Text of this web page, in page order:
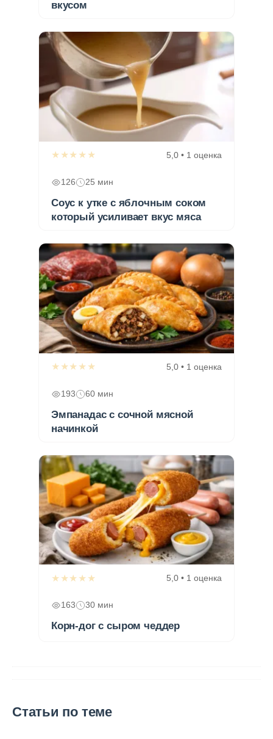
вкусом
★★★★★ 5,0 • 1 оценка
126 25 мин
Соус к утке с яблочным соком
который усиливает вкус мяса
★★★★★ 5,0 • 1 оценка
193 60 мин
Эмпанадас с сочной мясной
начинкой
★★★★★ 5,0 • 1 оценка
163 30 мин
Корн-дог с сыром чеддер
Статьи по теме